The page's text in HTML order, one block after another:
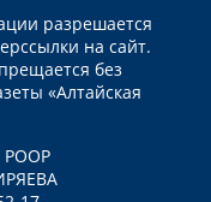
разрешается
на сайт.
без
«Алтайская
РООР